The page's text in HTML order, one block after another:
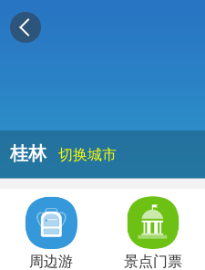
桂林 切换城市
周边游 景点门票